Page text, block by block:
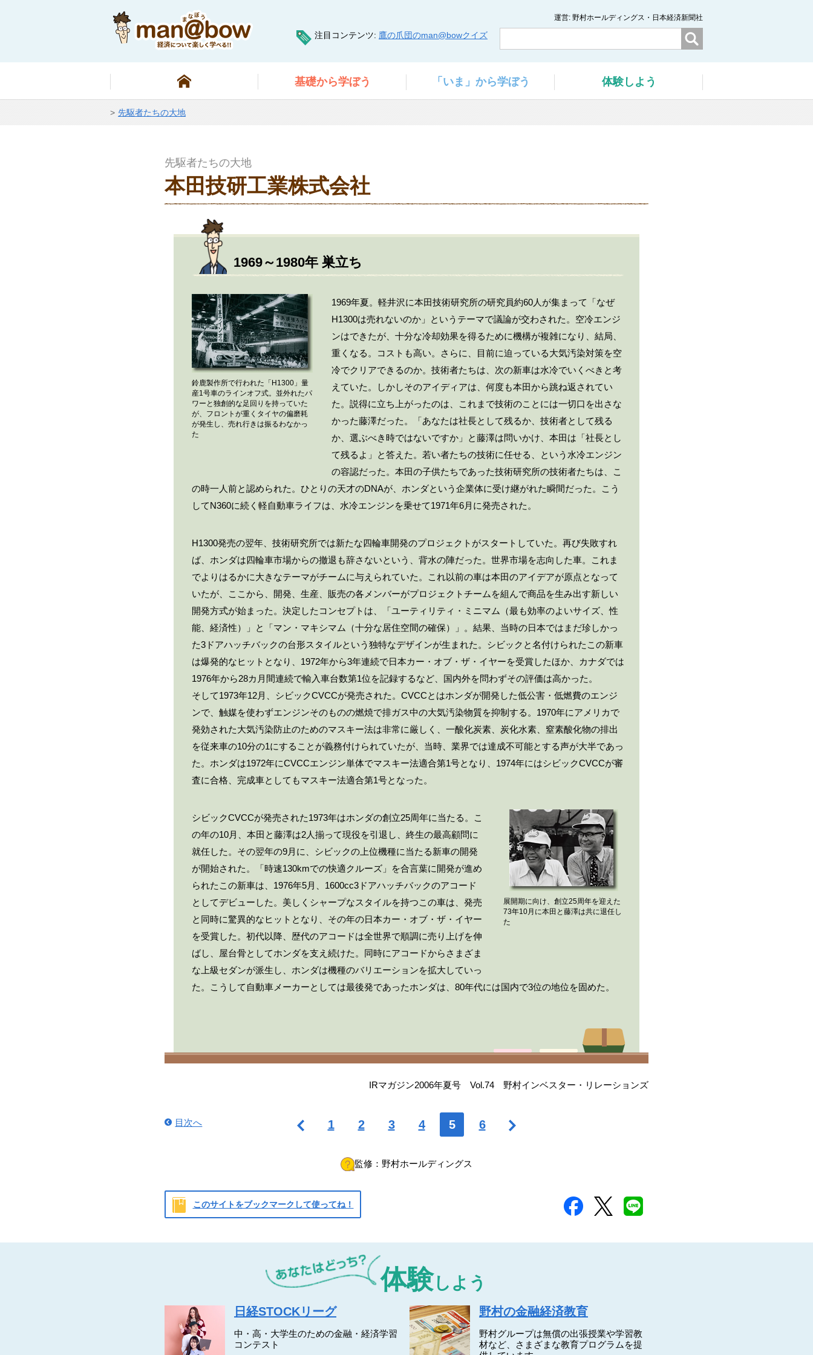
運営 野村ホールディングス・日本経済新聞社
注目コンテンツ 鷹の爪団のman@bowクイズ
基礎から学ぼう 「いま」 から学ぼう 体験しよう
先駆者たちの大地
先駆者たちの大地
本田技研工業株式会社
1969～1980年 巣立ち
鈴鹿製作所で行われた「H1300」量
産1号車のラインオフ式。並外れたパ
ワーと独創的な足回りを持っていた
が、フロントが重くタイヤの偏磨耗
が発生し、売れ行きは振るわなかっ
た
1969年夏。軽井沢に本田技術研究所の研究員約60人が集まって「なぜ
H1300は売れないのか」というテーマで議論が交わされた。空冷エンジ
ンはできたが、十分な冷却効果を得るために機構が複雑になり、結局、
重くなる。コストも高い。さらに、目前に迫っている大気汚染対策を空
冷でクリアできるのか。技術者たちは、次の新車は水冷でいくべきと考
えていた。しかしそのアイディアは、何度も本田から跳ね返されてい
た。説得に立ち上がったのは、これまで技術のことには一切口を出さな
かった藤澤だった。「あなたは社長として残るか、技術者として残る
か、選ぶべき時ではないですか」と藤澤は問いかけ、本田は「社長とし
て残るよ」と答えた。若い者たちの技術に任せる、という水冷エンジン
の容認だった。本田の子供たちであった技術研究所の技術者たちは、こ
の時一人前と認められた。ひとりの天才のDNAが、ホンダという企業体に受け継がれた瞬間だった。こう
してN360に続く軽自動車ライフは、水冷エンジンを乗せて1971年6月に発売された。
H1300発売の翌年、技術研究所では新たな四輪車開発のプロジェクトがスタートしていた。再び失敗すれ
ば、ホンダは四輪車市場からの撤退も辞さないという、背水の陣だった。世界市場を志向した車。これま
でよりはるかに大きなテーマがチームに与えられていた。これ以前の車は本田のアイデアが原点となって
いたが、ここから、開発、生産、販売の各メンバーがプロジェクトチームを組んで商品を生み出す新しい
開発方式が始まった。決定したコンセプトは、「ユーティリティ・ミニマム（最も効率のよいサイズ、性
能、経済性）」と「マン・マキシマム（十分な居住空間の確保）」。結果、当時の日本ではまだ珍しかっ
た3ドアハッチバックの台形スタイルという独特なデザインが生まれた。シビックと名付けられたこの新車
は爆発的なヒットとなり、1972年から3年連続で日本カー・オブ・ザ・イヤーを受賞したほか、カナダでは
1976年から28カ月間連続で輸入車台数第1位を記録するなど、国内外を問わずその評価は高かった。
そして1973年12月、シビックCVCCが発売された。CVCCとはホンダが開発した低公害・低燃費のエンジ
ンで、触媒を使わずエンジンそのものの燃焼で排ガス中の大気汚染物質を抑制する。1970年にアメリカで
発効された大気汚染防止のためのマスキー法は非常に厳しく、一酸化炭素、炭化水素、窒素酸化物の排出
を従来車の10分の1にすることが義務付けられていたが、当時、業界では達成不可能とする声が大半であっ
た。ホンダは1972年にCVCCエンジン単体でマスキー法適合第1号となり、1974年にはシビックCVCCが審
査に合格、完成車としてもマスキー法適合第1号となった。
展開期に向け、創立25周年を迎えた
73年10月に本田と藤澤は共に退任し
た
シビックCVCCが発売された1973年はホンダの創立25周年に当たる。こ
の年の10月、本田と藤澤は2人揃って現役を引退し、終生の最高顧問に
就任した。その翌年の9月に、シビックの上位機種に当たる新車の開発
が開始された。「時速130kmでの快適クルーズ」を合言葉に開発が進め
られたこの新車は、1976年5月、1600cc3ドアハッチバックのアコード
としてデビューした。美しくシャープなスタイルを持つこの車は、発売
と同時に驚異的なヒットとなり、その年の日本カー・オブ・ザ・イヤー
を受賞した。初代以降、歴代のアコードは全世界で順調に売り上げを伸
ばし、屋台骨としてホンダを支え続けた。同時にアコードからさまざま
な上級セダンが派生し、ホンダは機種のバリエーションを拡大していっ
た。こうして自動車メーカーとしては最後発であったホンダは、80年代には国内で3位の地位を固めた。
IRマガジン2006年夏号 Vol.74 野村インベスター・リレーションズ
1 2 3 4 5 6
目次へ
監修：野村ホールディングス
野村ホールディングス
このサイトをブックマークして使ってね！
体験 しよう
日経STOCKリーグ
中・高・大学生のための金融・経済学習
コンテスト
野村の金融経済教育
野村グループは無償の出張授業や学習教
材など、さまざまな教育プログラムを提